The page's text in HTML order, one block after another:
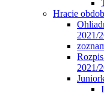
Hracie
2021/
2021/